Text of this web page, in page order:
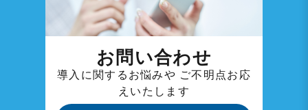
お問い合わせ
導入に関するお悩みや ご不明点お応
えいたします